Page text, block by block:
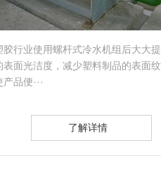
用螺杆式冷水机组后大大提高了塑料
度，减少塑料制品的表面纹痕和内应